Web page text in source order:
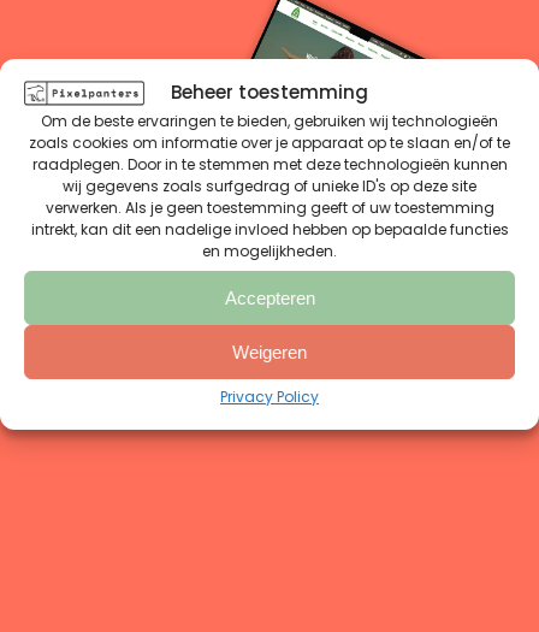
Beheer toestemming
Om de beste ervaringen te bieden, gebruiken wij technologieën
zoals cookies om informatie over je apparaat op te slaan en/of te
raadplegen. Door in te stemmen met deze technologieën kunnen
wij gegevens zoals surfgedrag of unieke ID's op deze site
verwerken. Als je geen toestemming geeft of uw toestemming
intrekt, kan dit een nadelige invloed hebben op bepaalde functies
en mogelijkheden.
Accepteren
Weigeren
Privacy Policy